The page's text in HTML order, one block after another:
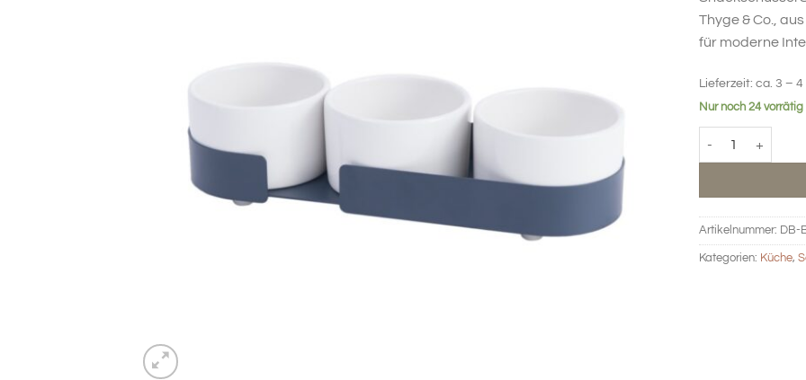
Thyge & Co.,
für moderne
Lieferzeit: ca. 3 – 4
Nur noch 24 vorrätig
Artikelnummer: DB-
Kategorien: Küche,